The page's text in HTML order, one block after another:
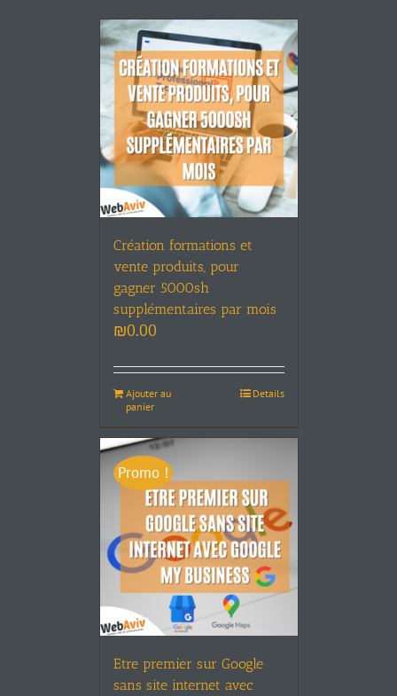
Création formations et
vente produits, pour
gagner 5000sh
supplémentaires par mois
₪0.00
Ajouter au
panier
Details
Promo !
Etre premier sur Google
sans site internet avec